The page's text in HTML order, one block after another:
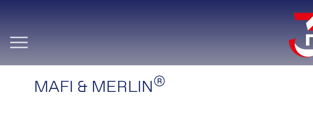
MAFI & MERLIN®